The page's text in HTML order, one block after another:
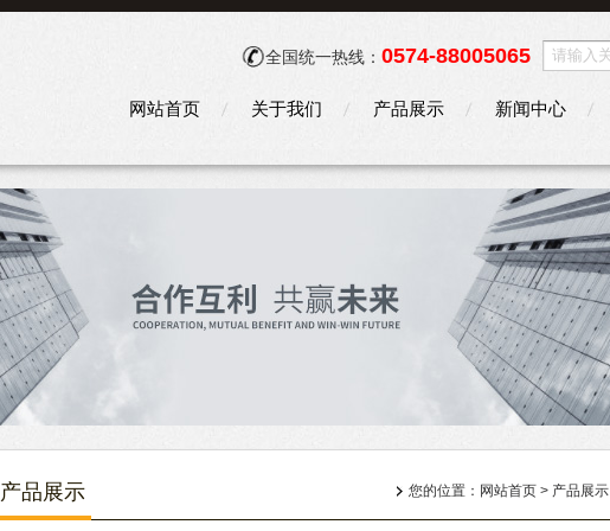
全国统一热线： 0574-88005065
网站首页 关于我们 产品展示 新闻中心
产品展示 您的位置： 网站首页 > 产品展示